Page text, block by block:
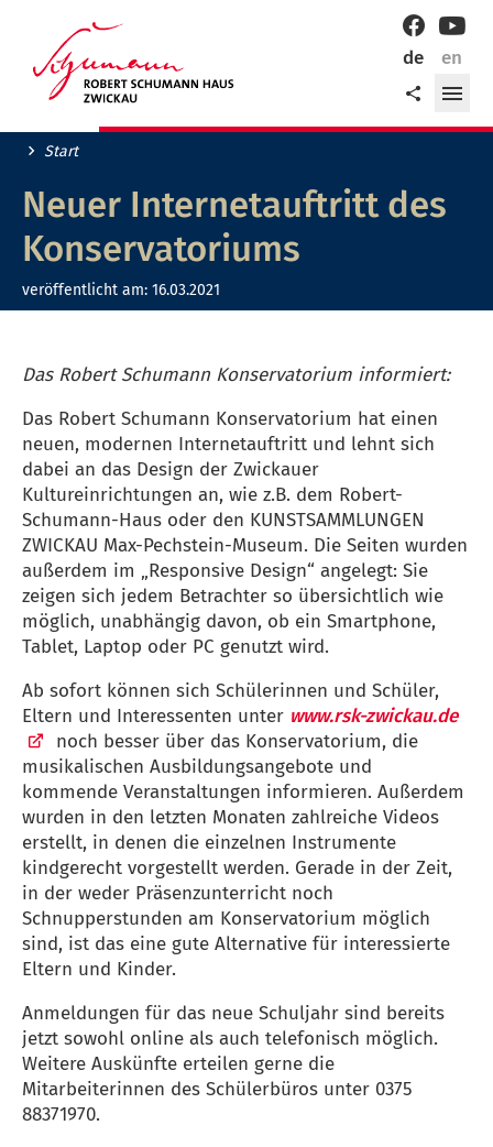
Stadt
de
en
Teilen
Facebook
Start
Neuer Internetauftritt des
Konservatoriums
veröffentlicht am: 16.03.2021
Das Robert Schumann Konservatorium informiert:
Das Robert Schumann Konservatorium hat einen
neuen, modernen Internetauftritt und lehnt sich
dabei an das Design der Zwickauer
Kultureinrichtungen an, wie z.B. dem Robert-
Schumann-Haus oder den KUNSTSAMMLUNGEN
ZWICKAU Max-Pechstein-Museum. Die Seiten wurden
außerdem im „Responsive Design“ angelegt: Sie
zeigen sich jedem Betrachter so übersichtlich wie
möglich, unabhängig davon, ob ein Smartphone,
Tablet, Laptop oder PC genutzt wird.
Ab sofort können sich Schülerinnen und Schüler,
Eltern und Interessenten unter www.rsk-zwickau.de
noch besser über das Konservatorium, die
musikalischen Ausbildungsangebote und
kommende Veranstaltungen informieren. Außerdem
wurden in den letzten Monaten zahlreiche Videos
erstellt, in denen die einzelnen Instrumente
kindgerecht vorgestellt werden. Gerade in der Zeit,
in der weder Präsenzunterricht noch
Schnupperstunden am Konservatorium möglich
sind, ist das eine gute Alternative für interessierte
Eltern und Kinder.
Anmeldungen für das neue Schuljahr sind bereits
jetzt sowohl online als auch telefonisch möglich.
Weitere Auskünfte erteilen gerne die
Mitarbeiterinnen des Schülerbüros unter 0375
88371970.